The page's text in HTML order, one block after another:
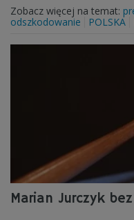
Zobacz więcej na temat:
odszkodowanie
POLSKA
Marian Jurczyk